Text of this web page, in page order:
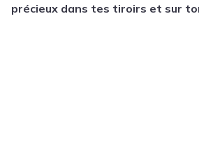
précieux dans tes tiroirs et sur